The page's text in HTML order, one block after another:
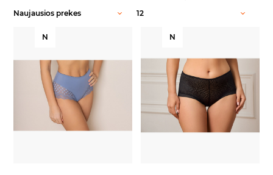
Naujausios prekes
12
N N